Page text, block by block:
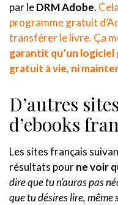
par leDRM Adobe.
programme gratuit
transférer le livre. Ça
garantit qu’un
gratuit à vie, ni
D’autres
d’ebooks
Les sites français
résultats pourne voir
dire que tu n’auras pas
que tu désires lire, même